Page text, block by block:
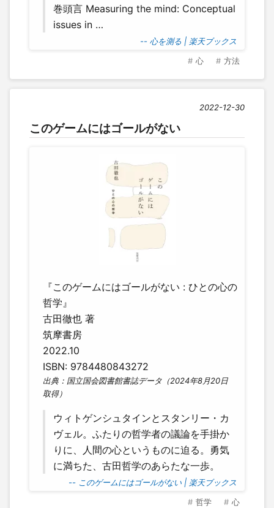
巻頭言 Measuring the mind: Conceptual
issues in …
-- 心を測る | 楽天ブックス
心 方法
2022-12-30
このゲームにはゴールがない
『このゲームにはゴールがない : ひとの心の
哲学』
古田徹也 著
筑摩書房
2022.10
ISBN: 9784480843272
出典：国立国会図書館書誌データ（2024年8月20日
取得）
ウィトゲンシュタインとスタンリー・カ
ヴェル。ふたりの哲学者の議論を手掛か
りに、人間の心というものに迫る。勇気
に満ちた、古田哲学のあらたな一歩。
-- このゲームにはゴールがない | 楽天ブックス
哲学 心